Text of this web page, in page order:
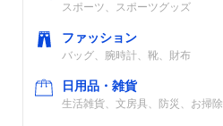
スポーツ、スポーツグッズ
ファッション
バッグ、腕時計、靴、財布
日用品・雑貨
生活雑貨、文房具、防災、お掃除